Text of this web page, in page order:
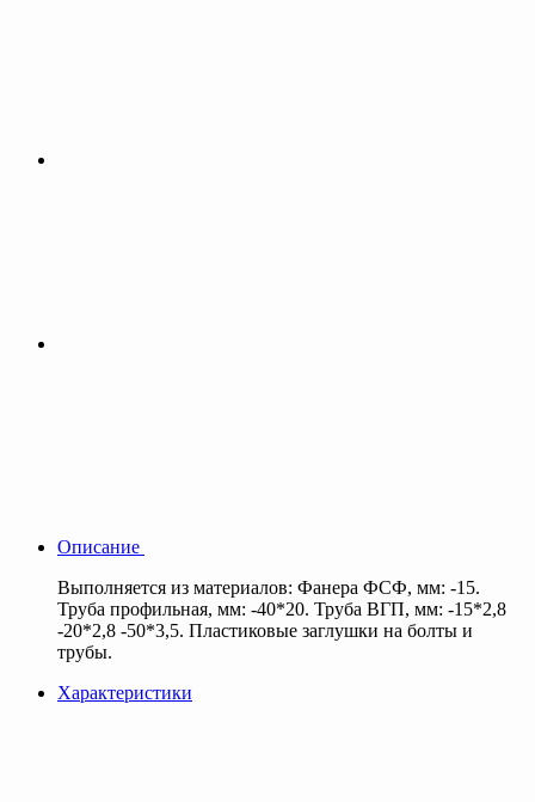
Описание
Выполняется из материалов: Фанера ФСФ, мм: -15.
Труба профильная, мм: -40*20. Труба ВГП, мм: -15*2,8
-20*2,8 -50*3,5. Пластиковые заглушки на болты и
трубы.
Характеристики